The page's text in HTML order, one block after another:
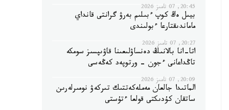
20:45, 07 تامىز 2026
بيىل ەڭ كوپ ءبىلىم بەرۋ گرانتى قانداي
ماماندىقتارعا ءبولىندى
20:27, 07 تامىز 2026
اتا-انا بالانىڭ دەنساۋلىعىنا قاۋىپسىز سومكە
تاڭداعانى ءجون - ورتوپەد كەڭەسى
20:09, 07 تامىز 2026
الماتىدا جالعان مەملەكەتتىك تىركەۋ نومىرلەرىن
ساتقان كۇدىكتى قولعا ءتۇستى